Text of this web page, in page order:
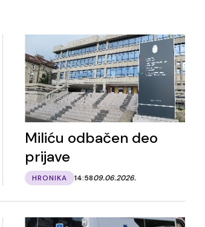
Miliću odbačen deo
prijave
HRONIKA 14:5809.06.2026.